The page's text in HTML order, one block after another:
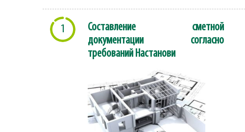
1
Составление сметной
документации согласно
требований Настанови